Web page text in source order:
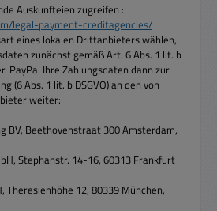
Auskunfteien zugreifen :
legal-payment-creditagencies/
eines lokalen Drittanbieters wählen,
zunächst gemäß Art. 6 Abs. 1 lit. b
PayPal Ihre Zahlungsdaten dann zur
(6 Abs. 1 lit. b DSGVO) an den von
weiter:
BV, Beethovenstraat 300 Amsterdam,
Stephanstr. 14-16, 60313 Frankfurt
Theresienhöhe 12, 80339 München,